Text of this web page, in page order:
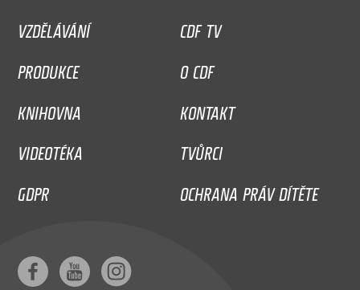
VZDĚLÁVÁNÍ
CDF TV
PRODUKCE
O CDF
KNIHOVNA
KONTAKT
VIDEOTÉKA
TVŮRCI
GDPR
OCHRANA PRÁV DÍTĚTE